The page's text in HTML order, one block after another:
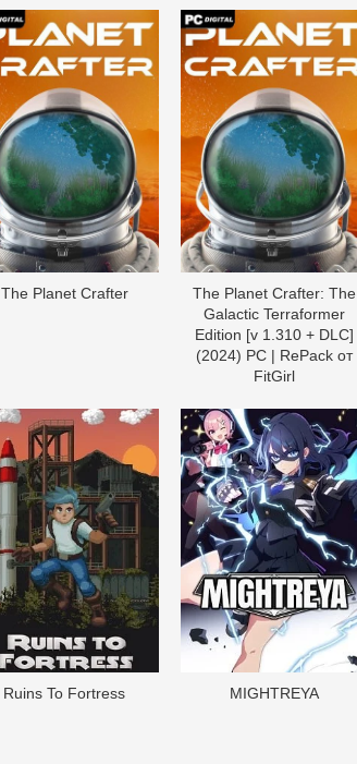
The Planet Crafter
The Planet Crafter: The
Galactic Terraformer
Edition [v 1.310 + DLC]
(2024) PC | RePack от
FitGirl
Ruins To Fortress MIGHTREYA